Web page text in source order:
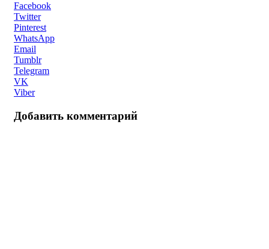
Facebook
Twitter
Pinterest
WhatsApp
Email
Tumblr
Telegram
VK
Viber
Добавить комментарий